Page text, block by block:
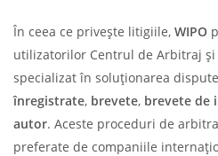
În ceea ce privește litigiile, WIPO
utilizatorilor Centrul de Arbitraj
specializat în soluționarea
înregistrate, brevete, brevete de
autor. Aceste proceduri de
preferate de companiile